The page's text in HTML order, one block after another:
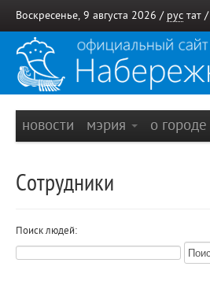
Воскресенье, 9 августа 2026 / рус тат /
новости мэрия о городе
Сотрудники
Поиск людей: